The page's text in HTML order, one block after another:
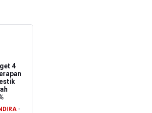
Selektif
4